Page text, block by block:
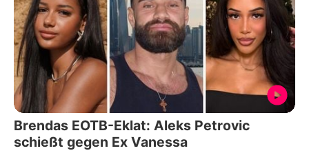
Brendas EOTB-Eklat: Aleks Petrovic
schießt gegen Ex Vanessa